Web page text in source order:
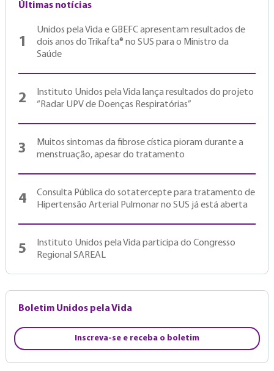
Últimas notícias
1
Unidos pela Vida e GBEFC apresentam resultados de
dois anos do Trikafta® no SUS para o Ministro da
Saúde
2
Instituto Unidos pela Vida lança resultados do projeto
“Radar UPV de Doenças Respiratórias”
3
Muitos sintomas da fibrose cística pioram durante a
menstruação, apesar do tratamento
4
Consulta Pública do sotatercepte para tratamento de
Hipertensão Arterial Pulmonar no SUS já está aberta
5
Instituto Unidos pela Vida participa do Congresso
Regional SAREAL
Boletim Unidos pela Vida
Inscreva-se e receba o boletim